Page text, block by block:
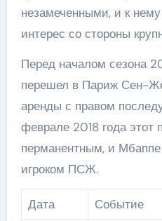
незамеченными, и к
интерес со стороны
Перед началом сезона
перешел в Париж Сен-
аренды с правом
феврале 2018 года этот
перманентным, и
игроком ПСЖ.
Дата
Событие